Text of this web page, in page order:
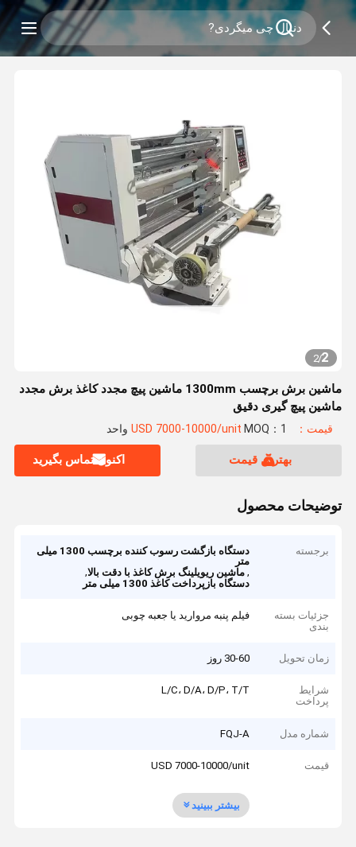
2
/
2
ماشین برش برچسب 1300mm ماشین پیچ مجدد کاغذ برش مجدد
ماشین پیچ گیری دقیق
قیمت：USD 7000-10000/unit MOQ：1 واحد
بهترین قیمت اکنون تماس بگیرید
توضیحات محصول
برجسته
دستگاه بازگشت رسوب کننده برچسب 1300 میلی
متر
,ماشین ریویلینگ برش کاغذ با دقت بالا,
دستگاه بازپرداخت کاغذ 1300 میلی متر
جزئیات بسته
بندی
فیلم پنبه مروارید یا جعبه چوبی
زمان تحویل 30-60 روز
شرایط
پرداخت
L/C، D/A، D/P، T/T
شماره مدل FQJ-A
قیمت USD 7000-10000/unit
بیشتر ببینید